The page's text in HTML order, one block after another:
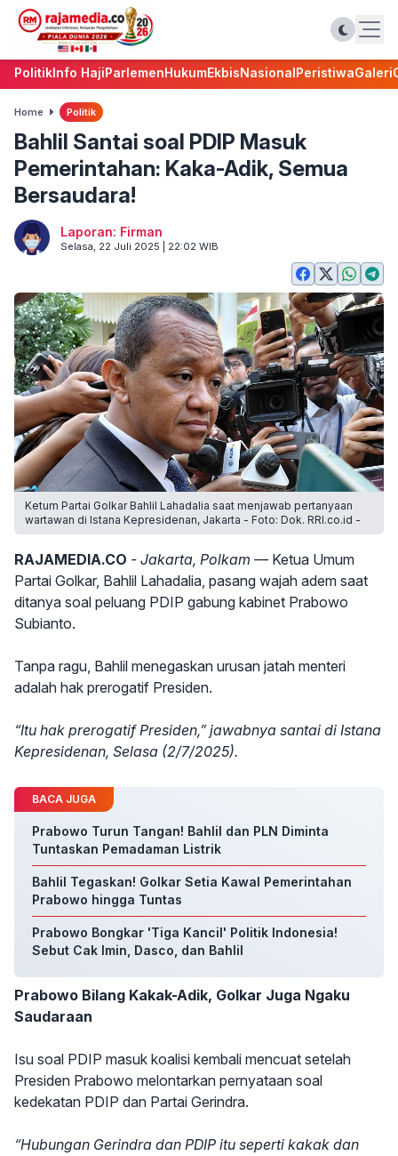
PolitikInfo HajiParlemenHukumEkbisNasionalPeristiwaGaleri
Home Politik
Bahlil Santai soal PDIP Masuk
Pemerintahan: Kaka-Adik, Semua
Bersaudara!
Laporan: Firman
Selasa, 22 Juli 2025 | 22:02 WIB
Ketum Partai Golkar Bahlil Lahadalia saat menjawab pertanyaan
wartawan di Istana Kepresidenan, Jakarta - Foto: Dok. RRI.co.id -
RAJAMEDIA.CO - Jakarta, Polkam — Ketua Umum
Partai Golkar, Bahlil Lahadalia, pasang wajah adem saat
ditanya soal peluang PDIP gabung kabinet Prabowo
Subianto.
Tanpa ragu, Bahlil menegaskan urusan jatah menteri
adalah hak prerogatif Presiden.
“Itu hak prerogatif Presiden,” jawabnya santai di Istana
Kepresidenan, Selasa (2/7/2025).
BACA JUGA
Prabowo Turun Tangan! Bahlil dan PLN Diminta
Tuntaskan Pemadaman Listrik
Bahlil Tegaskan! Golkar Setia Kawal Pemerintahan
Prabowo hingga Tuntas
Prabowo Bongkar 'Tiga Kancil' Politik Indonesia!
Sebut Cak Imin, Dasco, dan Bahlil
Prabowo Bilang Kakak-Adik, Golkar Juga Ngaku
Saudaraan
Isu soal PDIP masuk koalisi kembali mencuat setelah
Presiden Prabowo melontarkan pernyataan soal
kedekatan PDIP dan Partai Gerindra.
“Hubungan Gerindra dan PDIP itu seperti kakak dan